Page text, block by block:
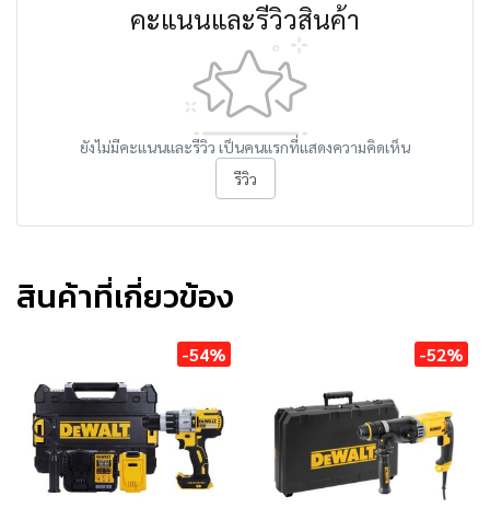
คะแนนและรีวิวสินค้า
ยังไม่มีคะแนนและรีวิว เป็นคนแรกที่แสดงความคิดเห็น
รีวิว
สินค้าที่เกี่ยวข้อง
-54% -52%